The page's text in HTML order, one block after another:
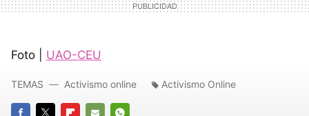
Foto | UAO-CEU
TEMAS Activismo online Activismo Online